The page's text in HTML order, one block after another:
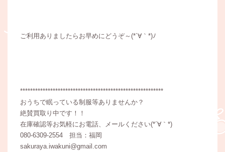
ご利用ありましたらお早めにどうぞ～(*´∀｀*)ﾉ
*********************************************************
おうちで眠っている制服等ありませんか？
絶賛買取り中です！！
在庫確認等お気軽にお電話、メールください(*´∀｀*)
080-6309-2554 担当：福岡
sakuraya.iwakuni@gmail.com